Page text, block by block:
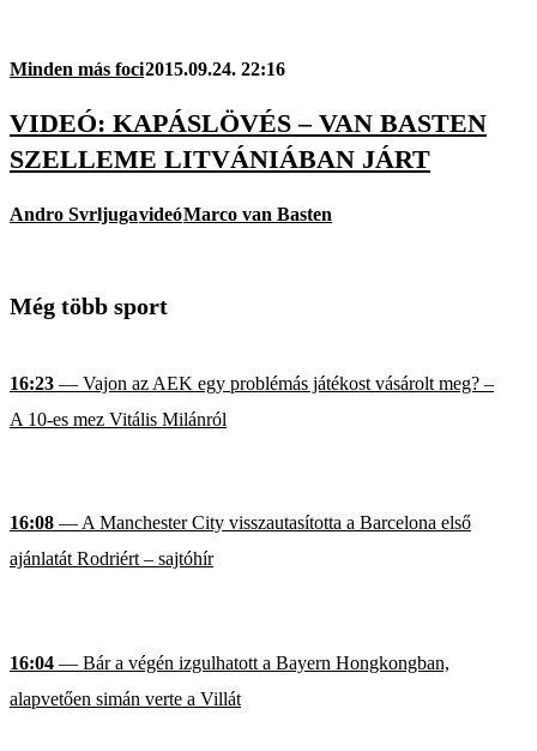
Minden más foci2015.09.24. 22:16
VIDEÓ: KAPÁSLÖVÉS – VAN BASTEN
SZELLEME LITVÁNIÁBAN JÁRT
Andro SvrljugavideóMarco van Basten
Még több sport
16:23 — Vajon az AEK egy problémás játékost vásárolt meg? –
A 10-es mez Vitális Milánról
16:08 — A Manchester City visszautasította a Barcelona első
ajánlatát Rodriért – sajtóhír
16:04 — Bár a végén izgulhatott a Bayern Hongkongban,
alapvetően simán verte a Villát